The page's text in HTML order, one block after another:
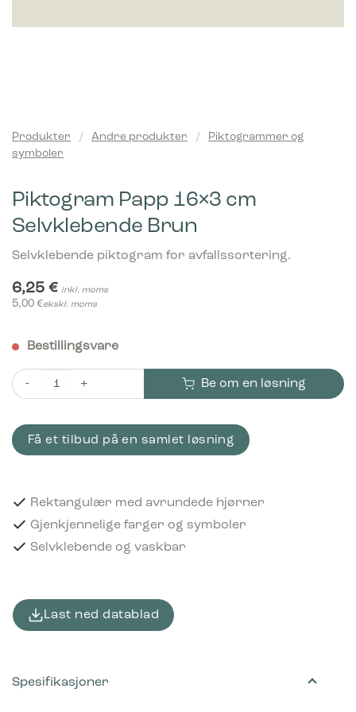
Produkter / Andre produkter /
Piktogrammer og
symboler
Piktogram Papp 16×3 cm
Selvklebende Brun
Selvklebende piktogram for avfallssortering.
6,25 € inkl. moms
5,00 €ekskl. moms
Bestillingsvare
Piktogram Papp 16x3 cm Selvklebende Brun antall
Be om en løsning
Få et tilbud på en samlet løsning
Rektangulær med avrundede hjørner
Gjenkjennelige farger og symboler
Selvklebende og vaskbar
Last ned datablad
Spesifikasjoner